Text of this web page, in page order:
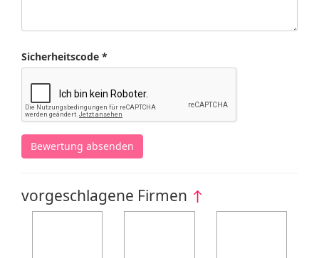
Sicherheitscode *
Bewertung absenden
vorgeschlagene Firmen ↑